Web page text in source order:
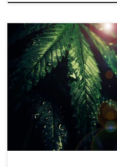
Elton John, legenda muzyki, po
[…]